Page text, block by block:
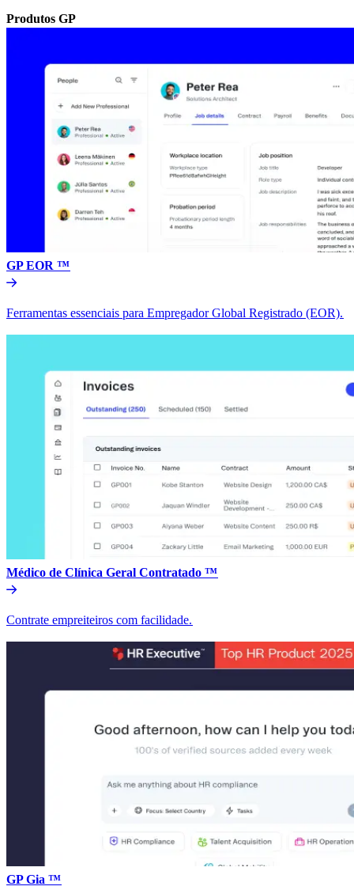
Produtos GP​​
GP EOR ™​​
Ferramentas essenciais para Empregador Global Registrado (EOR).​​
Médico de Clínica Geral Contratado ™​​
Contrate empreiteiros com facilidade.​​
GP Gia ™​​